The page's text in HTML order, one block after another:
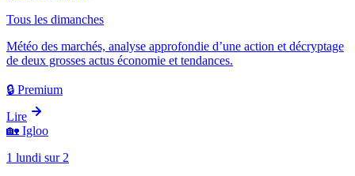
Tous les dimanches
Météo des marchés, analyse approfondie d’une action et décryptage
de deux grosses actus économie et tendances.
🔒 Premium
Lire
🏡 Igloo
1 lundi sur 2